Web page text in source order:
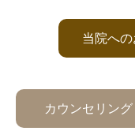
当院へ
カウンセリン